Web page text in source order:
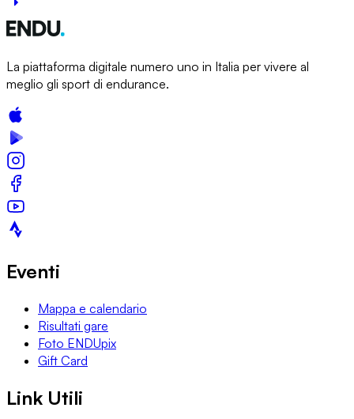
La piattaforma digitale numero uno in Italia per vivere al
meglio gli sport di endurance.
Eventi
Mappa e calendario
Risultati gare
Foto ENDUpix
Gift Card
Link Utili